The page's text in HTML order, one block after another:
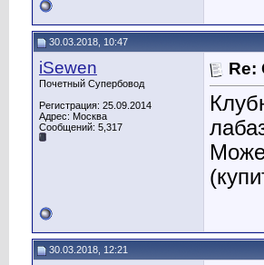
30.03.2018, 10:47
iSewen
Почетный Супербовод
Регистрация: 25.09.2014
Адрес: Москва
Сообщений: 5,317
Re:
30.03.2018, 12:21